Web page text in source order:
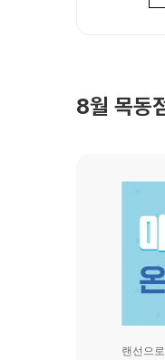
8월 목동
랜선으